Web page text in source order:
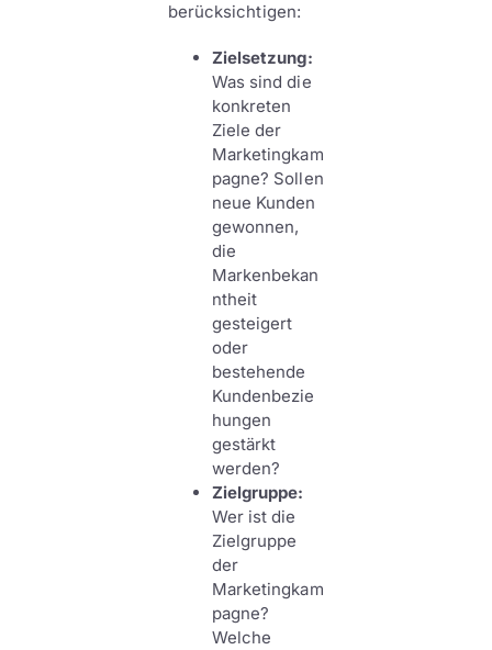
berücksichtigen:
Zielsetzung:
Was sind die
konkreten
Ziele der
Marketingkam
pagne? Sollen
neue Kunden
gewonnen,
die
Markenbekan
ntheit
gesteigert
oder
bestehende
Kundenbezie
hungen
gestärkt
werden?
Zielgruppe:
Wer ist die
Zielgruppe
der
Marketingkam
pagne?
Welche